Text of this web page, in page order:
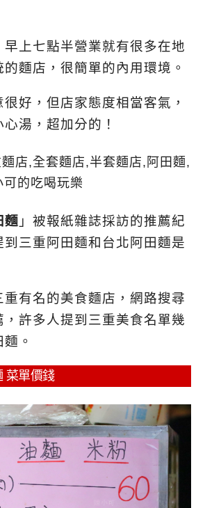
早上七點半營業就有很多在地
麵店，很簡單的內用環境。
很好，但店家態度相當客氣，
湯，超加分的！
麵 」被報紙雜誌採訪的推薦紀
三重阿田麵和台北阿田麵是
重有名的美食麵店，網路搜尋
，許多人提到三重美食名單幾
。
菜單價錢